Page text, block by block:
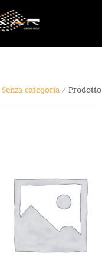
Senza categoria/ Prodotto